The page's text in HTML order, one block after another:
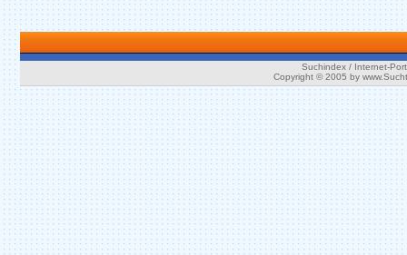
Suchindex / Internet-
Copyright © 2005 by